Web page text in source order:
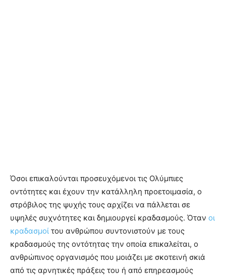
Όσοι επικαλούνται προσευχόμενοι τις Ολύμπιες
οντότητες και έχουν την κατάλληλη προετοιμασία, ο
στρόβιλος της ψυχής τους αρχίζει να πάλλεται σε
υψηλές συχνότητες και δημιουργεί κραδασμούς. Όταν οι
κραδασμοί του ανθρώπου συντονιστούν με τους
κραδασμούς της οντότητας την οποία επικαλείται, ο
ανθρώπινος οργανισμός που μοιάζει με σκοτεινή σκιά
από τις αρνητικές πράξεις του ή από επηρεασμούς